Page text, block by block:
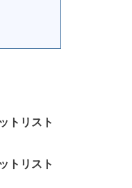
トリスト
トリスト